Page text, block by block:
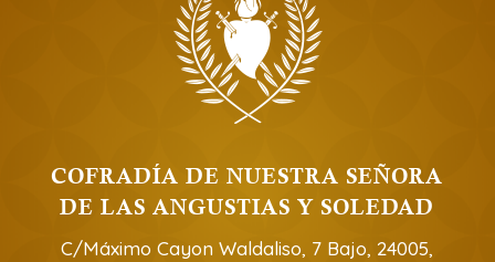
COFRADÍA DE NUESTRA SEÑORA
DE LAS ANGUSTIAS Y SOLEDAD
C/Máximo Cayon Waldaliso, 7 Bajo, 24005,